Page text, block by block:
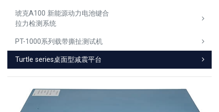
琥克A100 新能源动力电池键合
拉力检测系统
PT-1000系列载带撕扯测试机
Turtle series桌面型减震平台